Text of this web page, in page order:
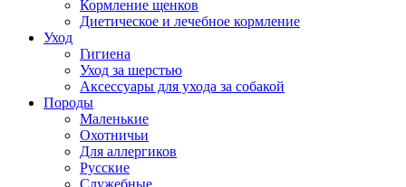
Кормление щенков
Диетическое и лечебное кормление
Уход
Гигиена
Уход за шерстью
Аксессуары для ухода за собакой
Породы
Маленькие
Охотничьи
Для аллергиков
Русские
Служебные